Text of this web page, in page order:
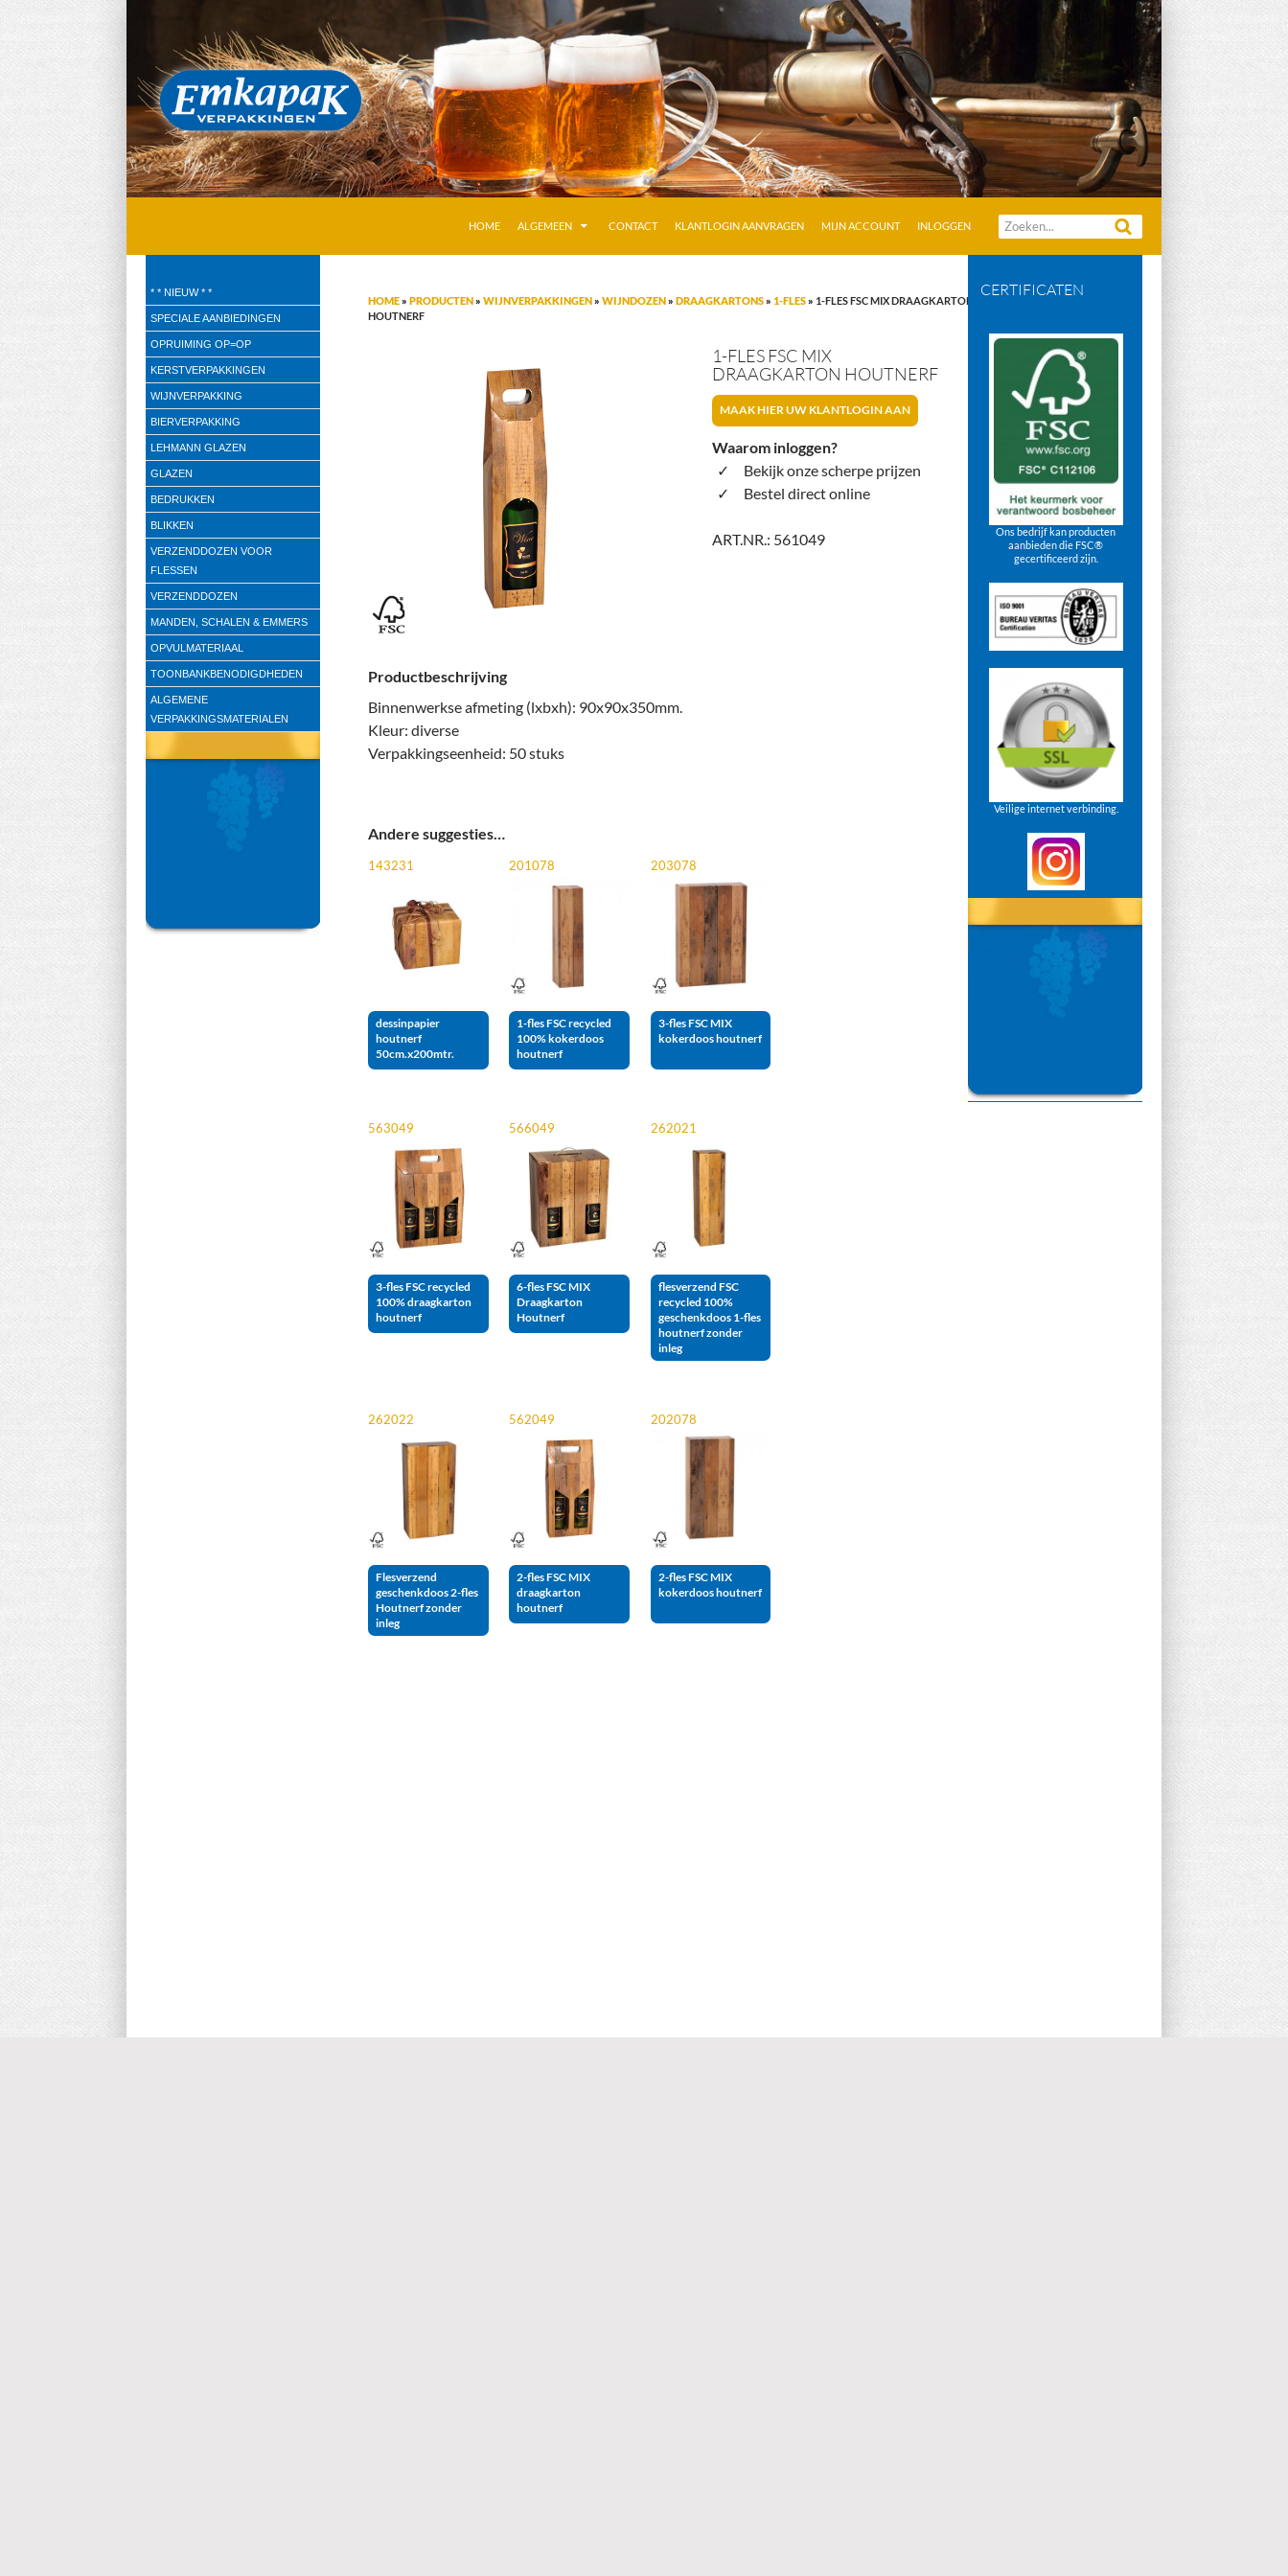
Zoeken
HOME
ALGEMEEN CONTACT KLANTLOGIN AANVRAGEN MIJN ACCOUNT INLOGGEN
HOME» PRODUCTEN» WIJNVERPAKKINGEN» WIJNDOZEN» DRAAGKARTONS» 1-FLES» 1-FLES FSC MIX DRAAGKARTON
HOUTNERF
1-FLES FSC MIX
DRAAGKARTON HOUTNERF
MAAK HIER UW KLANTLOGIN AAN
Waarom inloggen?
Bekijk onze scherpe prijzen
Bestel direct online
ART.NR.: 561049
Productbeschrijving
Binnenwerkse afmeting (lxbxh): 90x90x350mm.
Kleur: diverse
Verpakkingseenheid: 50 stuks
Andere suggesties…
143231
dessinpapier
houtnerf
50cm.x200mtr.
201078
1-fles FSC recycled
100% kokerdoos
houtnerf
203078
3-fles FSC MIX
kokerdoos houtnerf
563049
3-fles FSC recycled
100% draagkarton
houtnerf
566049
6-fles FSC MIX
Draagkarton
Houtnerf
262021
flesverzend FSC
recycled 100%
geschenkdoos 1-fles
houtnerf zonder
inleg
262022
Flesverzend
geschenkdoos 2-fles
Houtnerf zonder
inleg
562049
2-fles FSC MIX
draagkarton
houtnerf
202078
2-fles FSC MIX
kokerdoos houtnerf
CERTIFICATEN
Ons bedrijf kan producten
aanbieden die FSC®
gecertificeerd zijn.
Veilige internet verbinding.
Verpakkingen
* * NIEUW * *
SPECIALE AANBIEDINGEN
OPRUIMING OP=OP
KERSTVERPAKKINGEN
WIJNVERPAKKING
BIERVERPAKKING
LEHMANN GLAZEN
GLAZEN
BEDRUKKEN
BLIKKEN
VERZENDDOZEN VOOR
FLESSEN
VERZENDDOZEN
MANDEN, SCHALEN & EMMERS
OPVULMATERIAAL
TOONBANKBENODIGDHEDEN
ALGEMENE
VERPAKKINGSMATERIALEN